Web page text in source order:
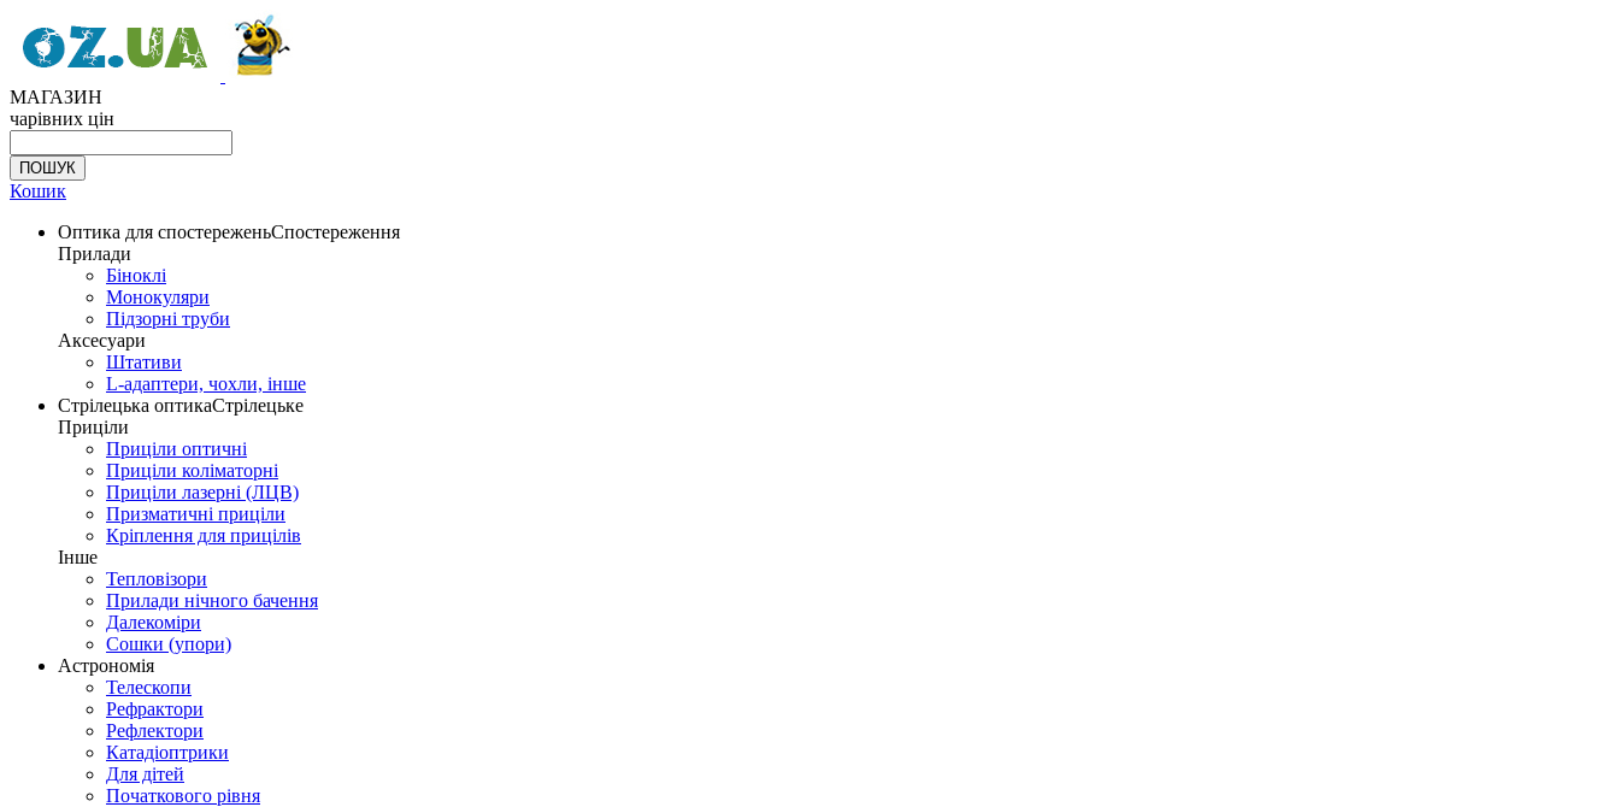
МАГАЗИН
чарівних цін
Кошик
Оптика для спостереженьСпостереження
Прилади
Біноклі
Монокуляри
Підзорні труби
Аксесуари
Штативи
L-адаптери, чохли, інше
Стрілецька оптикаСтрілецьке
Приціли
Приціли оптичні
Приціли коліматорні
Приціли лазерні (ЛЦВ)
Призматичні приціли
Кріплення для прицілів
Інше
Тепловізори
Прилади нічного бачення
Далекоміри
Сошки (упори)
Астрономія
Телескопи
Рефрактори
Рефлектори
Катадіоптрики
Для дітей
Початкового рівня